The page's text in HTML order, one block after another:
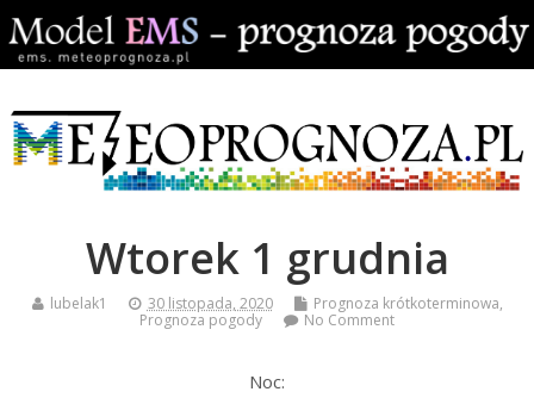
Wtorek 1 grudnia
lubelak1 30 listopada, 2020 Prognoza krótkoterminowa,
Prognoza pogody
No Comment
Noc: